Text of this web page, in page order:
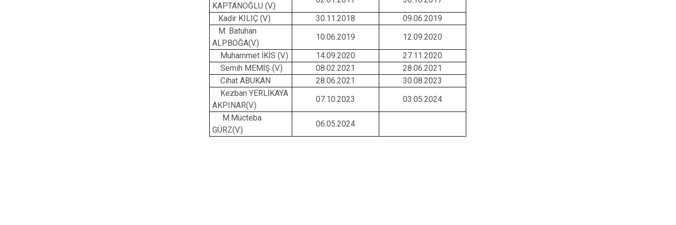
KAPTANOĞLU (V.)
Kadir KILIÇ (V.)
30.11.2018
09.06.2019
M. Batuhan
ALPBOĞA(V.)
10.06.2019
12.09.2020
Muhammet İKİS (V.)
14.09.2020
27.11.2020
Semih MEMİŞ (V.)
08.02.2021
28.06.2021
Cihat ABUKAN
28.06.2021
30.08.2023
Kezban YERLİKAYA
AKPINAR(V.)
07.10.2023
03.05.2024
M.Mücteba
GÜRZ(V.)
06.05.2024